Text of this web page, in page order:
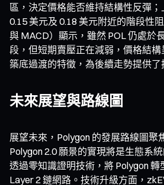
區，決定價格能否維持結構性反彈
0.15 美元及 0.18 美元附近的階段性
與 MACD）顯示，雖然 POL 仍處於
段，但短期賣壓正在減弱，價格結
築底過渡的特徵，為後續走勢提供了
未來展望與路線圖
展望未來，Polygon 的發展路線圖聚
Polygon 2.0 願景的實現將是生態系
透過零知識證明技術，將 Polygon
Layer 2 鏈網路。技術升級方面，